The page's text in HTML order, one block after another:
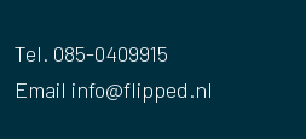
Tel. 085-0409915
Email info@flipped.nl